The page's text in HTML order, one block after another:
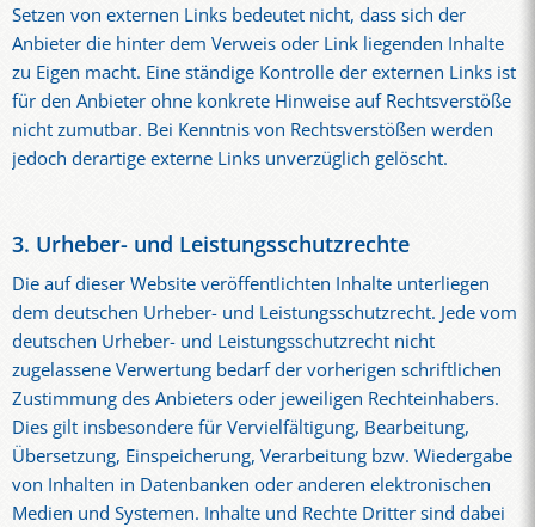
Setzen von externen Links bedeutet nicht, dass sich der
Anbieter die hinter dem Verweis oder Link liegenden Inhalte
zu Eigen macht. Eine ständige Kontrolle der externen Links ist
für den Anbieter ohne konkrete Hinweise auf Rechtsverstöße
nicht zumutbar. Bei Kenntnis von Rechtsverstößen werden
jedoch derartige externe Links unverzüglich gelöscht.
3. Urheber- und Leistungsschutzrechte
Die auf dieser Website veröffentlichten Inhalte unterliegen
dem deutschen Urheber- und Leistungsschutzrecht. Jede vom
deutschen Urheber- und Leistungsschutzrecht nicht
zugelassene Verwertung bedarf der vorherigen schriftlichen
Zustimmung des Anbieters oder jeweiligen Rechteinhabers.
Dies gilt insbesondere für Vervielfältigung, Bearbeitung,
Übersetzung, Einspeicherung, Verarbeitung bzw. Wiedergabe
von Inhalten in Datenbanken oder anderen elektronischen
Medien und Systemen. Inhalte und Rechte Dritter sind dabei